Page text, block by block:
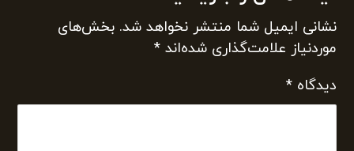
نشانی ایمیل شما منتشر نخواهد شد. بخش‌های
موردنیاز علامت‌گذاری شده‌اند*
دیدگاه*